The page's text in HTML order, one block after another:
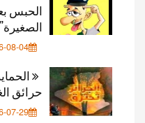
الحبس
الصغيرة”
04 00:22:35
حرائق
29 00:15:20